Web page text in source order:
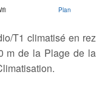
Plan
T1 climatisé en rez
m de la Plage de la